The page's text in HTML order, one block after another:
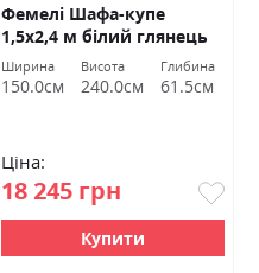
Фемелі Шафа-купе
1,5х2,4 м білий глянець
Міромарк
Ширина
150.0см
Висота
240.0см
Глибина
61.5см
Ціна:
18 245 грн
Купити